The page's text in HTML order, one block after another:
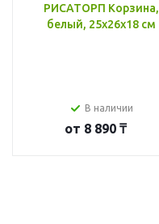
РИСАТОРП Корзина,
белый, 25x26x18 см
В наличии
от 8 890 ₸